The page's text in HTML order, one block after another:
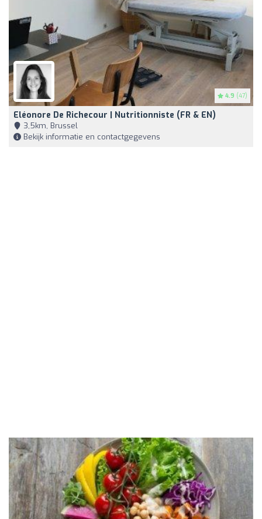
4.9 (47)
Eléonore De Richecour | Nutritionniste (FR & EN)
3,5km, Brussel
Bekijk informatie en contactgegevens